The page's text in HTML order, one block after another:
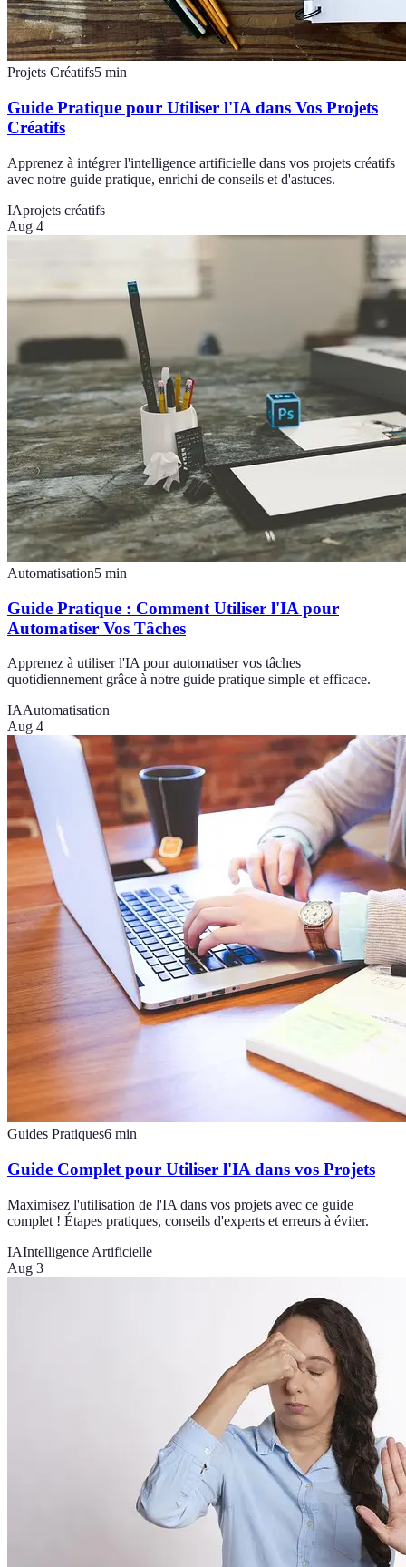
Projets Créatifs5 min
Guide Pratique pour Utiliser l'IA dans Vos Projets
Créatifs
Apprenez à intégrer l'intelligence artificielle dans vos projets créatifs
avec notre guide pratique, enrichi de conseils et d'astuces.
IAprojets créatifs
Aug 4
Automatisation5 min
Guide Pratique : Comment Utiliser l'IA pour
Automatiser Vos Tâches
Apprenez à utiliser l'IA pour automatiser vos tâches
quotidiennement grâce à notre guide pratique simple et efficace.
IAAutomatisation
Aug 4
Guides Pratiques6 min
Guide Complet pour Utiliser l'IA dans vos Projets
Maximisez l'utilisation de l'IA dans vos projets avec ce guide
complet ! Étapes pratiques, conseils d'experts et erreurs à éviter.
IAIntelligence Artificielle
Aug 3